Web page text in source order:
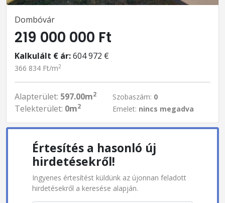
Dombóvár
219 000 000 Ft
Kalkulált € ár:604 972 €
366 834 Ft/m2
Alapterület: 597.00m2
Telekterület: 0m2
Szobaszám: 0
Emelet: nincs megadva
Értesítés a hasonló új
hirdetésekről!
Ingyenes értesítést küldünk az újonnan feladott
hirdetésekről a keresése alapján.